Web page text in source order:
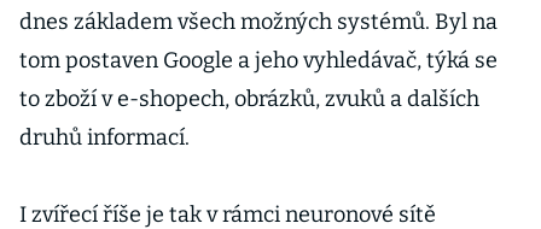
dnes základem všech možných systémů. Byl na
tom postaven Google a jeho vyhledávač, týká se
to zboží v e-shopech, obrázků, zvuků a dalších
druhů informací.
I zvířecí říše je tak v rámci neuronové sítě